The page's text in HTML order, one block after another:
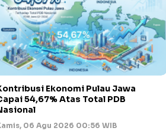
Ekonomi Pulau Jawa
54,67% Atas Total PDB
06 Agu 2026 00:56 WIB